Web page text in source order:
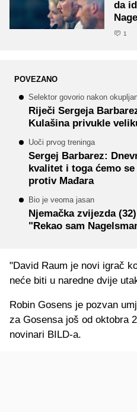
da
1
POVEZANO
Selektor govorio nakon
Riječi Sergeja
Kulašina privukle
Uoči prvog treninga
Sergej Barbarez:
kvalitet i toga ćemo
protiv Mađara
Bio je veoma jasan
Njemačka zvijezda
"Rekao sam
"David Raum je novi igrač
neće biti u naredne dvije
Robin Gosens je pozvan
za Gosensa još od oktobra
novinari BILD-a.